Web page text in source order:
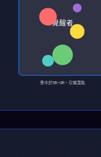
覺醒者
集中於SR~UR，引爆潛能